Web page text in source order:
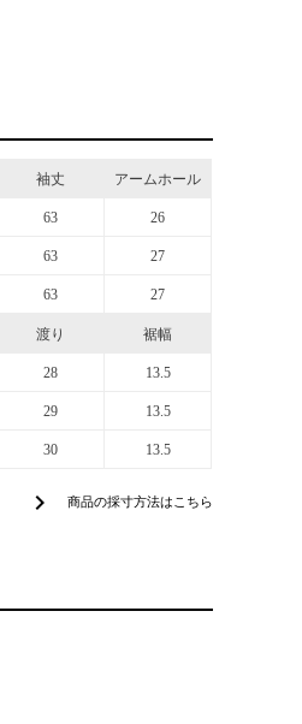
袖丈 アームホール
63 26
63 27
63 27
渡り 裾幅
28 13.5
29 13.5
30 13.5
chevron_right 商品の採寸方法はこちら